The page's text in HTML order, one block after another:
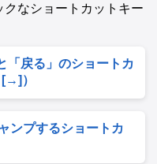
なショートカットキー
「戻る」のショートカ
）
ンプするショートカ